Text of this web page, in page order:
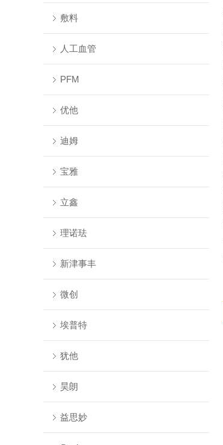
敷料
人工血管
PFM
优他
迪姆
宝雅
立鑫
理诺珐
新津事丰
微创
埃普特
犹他
昊朗
益思妙